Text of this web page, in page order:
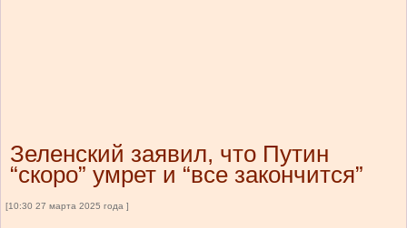
Зеленский заявил, что Путин
“скоро” умрет и “все закончится”
[10:30 27 марта 2025 года ]